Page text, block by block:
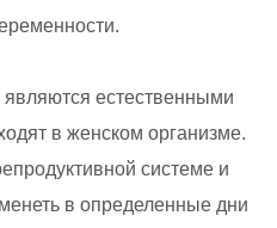
естественными
в женском организме.
системе и
в определенные дни